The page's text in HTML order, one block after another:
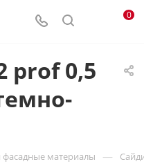
0
prof 0,5
фасадные материалы —